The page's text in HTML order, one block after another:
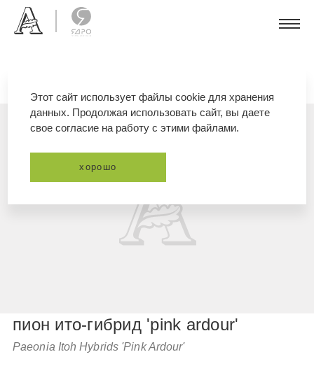
пион ито-гибрид 'pink ardour'
Paeonia Itoh Hybrids 'Pink Ardour'
Этот сайт использует файлы cookie для хранения
данных. Продолжая использовать сайт, вы даете
свое согласие на работу с этими файлами.
хорошо